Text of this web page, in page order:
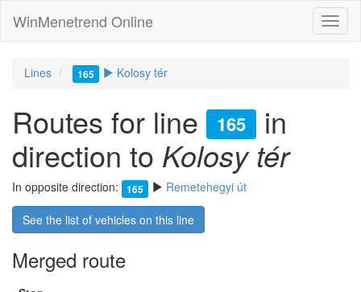
WinMenetrend Online
Lines 165 Kolosy tér
Routes for line 165
in
direction to Kolosy tér
In opposite direction: 165 Remetehegyi út
See the list of vehicles on this line
Merged route